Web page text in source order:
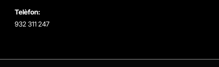
Telèfon:
932 311 247